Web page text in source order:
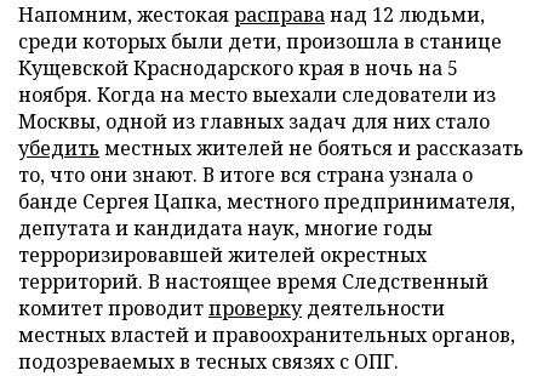
Напомним, жестокаярасправанад 12 людьми,
среди которых были дети, произошла в станице
Кущевской Краснодарского края в ночь на 5
ноября. Когда на место выехали следователи из
Москвы, одной из главных задач для них стало
убедить местных жителей не бояться и рассказать
то, что они знают. В итоге вся страна узнала о
банде Сергея Цапка, местного предпринимателя,
депутата и кандидата наук, многие годы
терроризировавшей жителей окрестных
территорий. В настоящее время Следственный
комитет проводитпроверкудеятельности
местных властей и правоохранительных органов,
подозреваемых в тесных связях с ОПГ.